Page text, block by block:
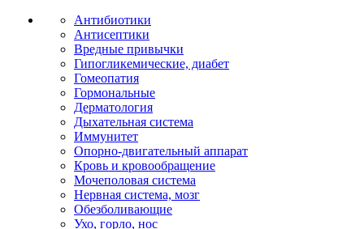
Антибиотики
Антисептики
Вредные привычки
Гипогликемические, диабет
Гомеопатия
Гормональные
Дерматология
Дыхательная система
Иммунитет
Опорно-двигательный аппарат
Кровь и кровообращение
Мочеполовая система
Нервная система, мозг
Обезболивающие
Ухо, горло, нос